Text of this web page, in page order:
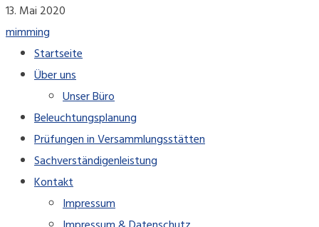
13. Mai 2020
mimming
Startseite
Über uns
Unser Büro
Beleuchtungsplanung
Prüfungen in Versammlungsstätten
Sachverständigenleistung
Kontakt
Impressum